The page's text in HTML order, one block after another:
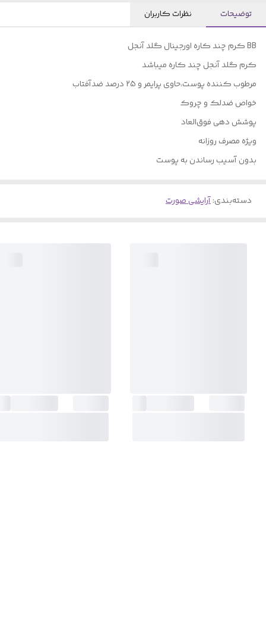
توضیحات نظرات کاربران
BB کرم چند کاره اورجینال گلد آنجل
کرم گلد آنجل چند کاره میباشد
مرطوب کننده پوست،حاوی پرایمر و 25 درصد ضدآفتاب
خواص ضدلک و چروک
پوشش دهی فوق‌العاد
ویژه مصرف روزانه
بدون آسیب رساندن به پوست
دسته‌بندی:آرایشی صورت